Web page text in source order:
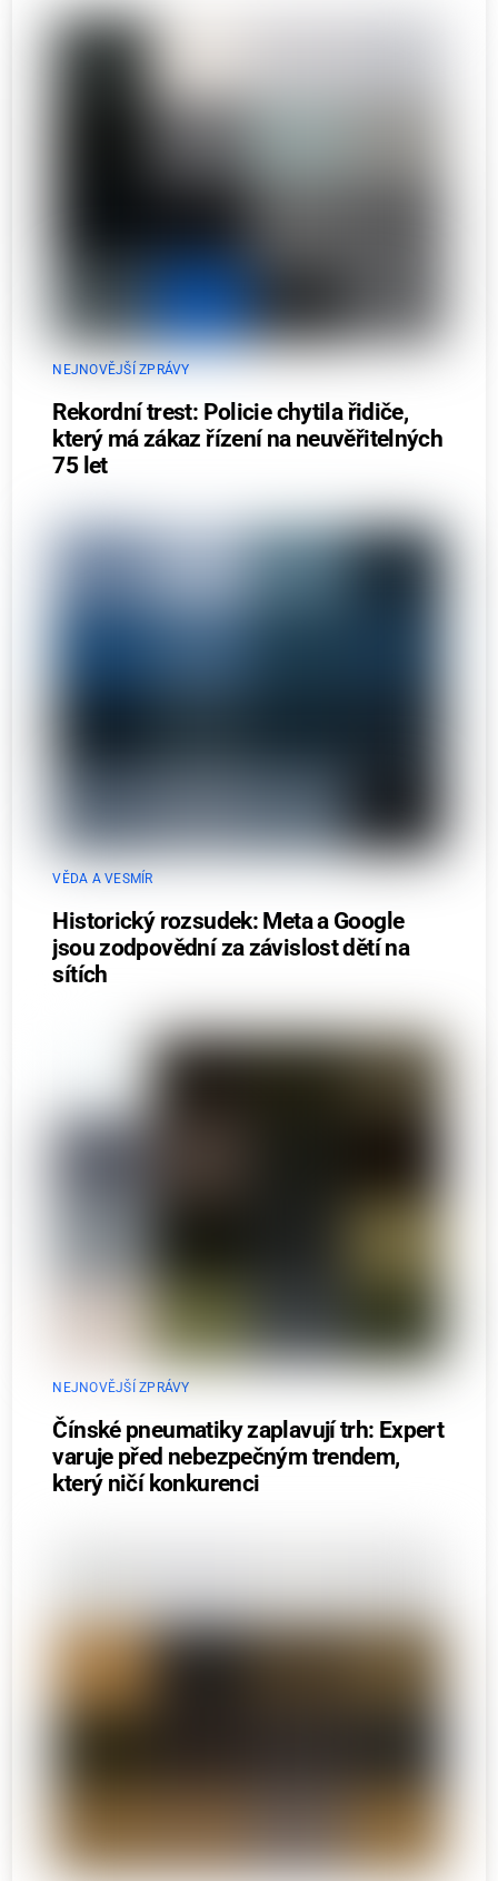
NEJNOVĚJŠÍ ZPRÁVY
Rekordní trest: Policie chytila řidiče,
který má zákaz řízení na neuvěřitelných
75 let
VĚDA A VESMÍR
Historický rozsudek: Meta a Google
jsou zodpovědní za závislost dětí na
sítích
NEJNOVĚJŠÍ ZPRÁVY
Čínské pneumatiky zaplavují trh: Expert
varuje před nebezpečným trendem,
který ničí konkurenci